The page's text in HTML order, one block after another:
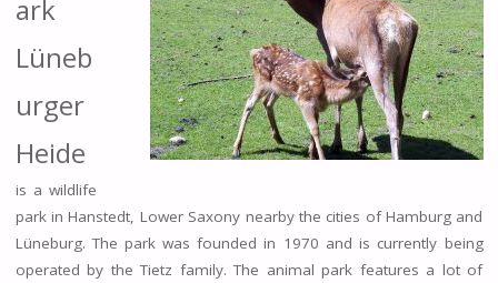
ark
Lüneb
urger
Heide
is a wildlife
park in Hanstedt, Lower Saxony nearby the cities of Hamburg and
Lüneburg. The park was founded in 1970 and is currently being
operated by the Tietz family. The animal park features a lot of